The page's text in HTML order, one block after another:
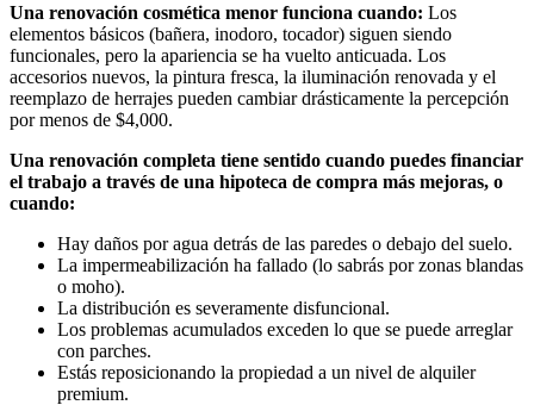
Una renovación cosmética menor funciona cuando: Los
elementos básicos (bañera, inodoro, tocador) siguen siendo
funcionales, pero la apariencia se ha vuelto anticuada. Los
accesorios nuevos, la pintura fresca, la iluminación renovada y el
reemplazo de herrajes pueden cambiar drásticamente la percepción
por menos de $4,000.
Una renovación completa tiene sentido cuando puedes financiar
el trabajo a través de una hipoteca de compra más mejoras, o
cuando:
Hay daños por agua detrás de las paredes o debajo del suelo.
La impermeabilización ha fallado (lo sabrás por zonas blandas
o moho).
La distribución es severamente disfuncional.
Los problemas acumulados exceden lo que se puede arreglar
con parches.
Estás reposicionando la propiedad a un nivel de alquiler
premium.